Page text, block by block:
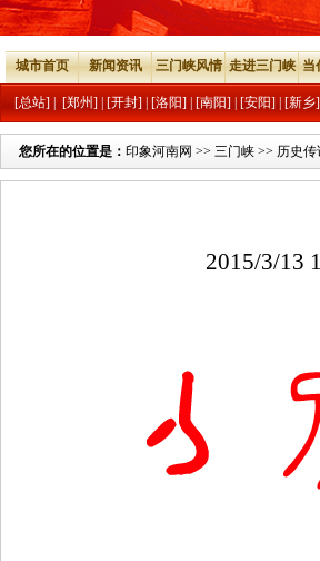
城市首页 新闻资讯 三门峡风情 走进三门峡 当
[总站] [郑州] [开封] [洛阳] [南阳] [安阳] [新乡]
您所在的位置是： 印象河南网 >> 三门峡 >> 历史传
2015/3/13